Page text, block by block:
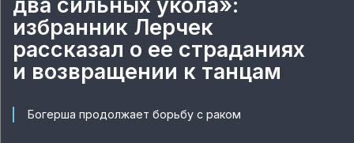
два сильных укола»:
избранник Лерчек
рассказал о ее страданиях
и возвращении к танцам
Богерша продолжает борьбу с раком